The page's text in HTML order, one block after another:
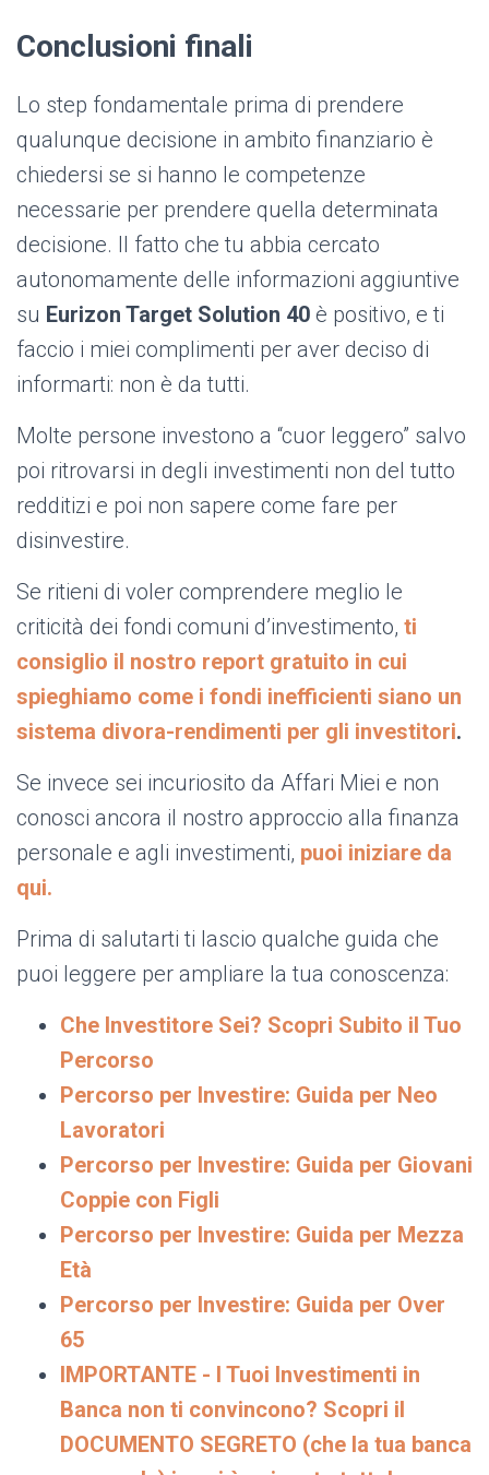
Conclusioni finali
Lo step fondamentale prima di prendere
qualunque decisione in ambito finanziario è
chiedersi se si hanno le competenze
necessarie per prendere quella determinata
decisione. Il fatto che tu abbia cercato
autonomamente delle informazioni aggiuntive
su Eurizon Target Solution 40 è positivo, e ti
faccio i miei complimenti per aver deciso di
informarti: non è da tutti.
Molte persone investono a “cuor leggero” salvo
poi ritrovarsi in degli investimenti non del tutto
redditizi e poi non sapere come fare per
disinvestire.
Se ritieni di voler comprendere meglio le
criticità dei fondi comuni d’investimento, ti
consiglio il nostro report gratuito in cui
spieghiamo come i fondi inefficienti siano un
sistema divora-rendimenti per gli investitori.
Se invece sei incuriosito da Affari Miei e non
conosci ancora il nostro approccio alla finanza
personale e agli investimenti, puoi iniziare da
qui.
Prima di salutarti ti lascio qualche guida che
puoi leggere per ampliare la tua conoscenza:
Che Investitore Sei? Scopri Subito il Tuo
Percorso
Percorso per Investire: Guida per Neo
Lavoratori
Percorso per Investire: Guida per Giovani
Coppie con Figli
Percorso per Investire: Guida per Mezza
Età
Percorso per Investire: Guida per Over
65
IMPORTANTE - I Tuoi Investimenti in
Banca non ti convincono? Scopri il
DOCUMENTO SEGRETO (che la tua banca